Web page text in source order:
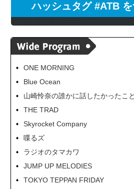
ハッシュタグ #ATB を
ONE MORNING
Blue Ocean
山崎怜奈の誰かに話したかったこと
THE TRAD
Skyrocket Company
喋るズ
ラジオのタマカワ
JUMP UP MELODIES
TOKYO TEPPAN FRIDAY